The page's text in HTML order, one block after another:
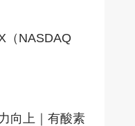
（NASDAQ
向上｜有酸素